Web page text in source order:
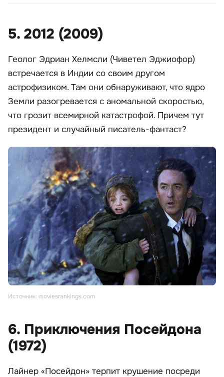
5. 2012 (2009)
Геолог Эдриан Хелмсли (Чиветел Эджиофор)
встречается в Индии со своим другом
астрофизиком. Там они обнаруживают, что ядро
Земли разогревается с аномальной скоростью,
что грозит всемирной катастрофой. Причем тут
президент и случайный писатель-фантаст?
Источник: moviesrankings.com
6. Приключения Посейдона
(1972)
Лайнер «Посейдон» терпит крушение посреди